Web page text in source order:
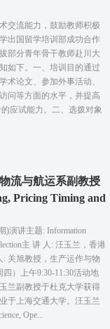
交流能力，鼓励教师积极
出国留学培训部成功合作
部分青年骨干教师赴川大
如下。一、培训目的通过
术论文、参加外事活动、
问等方面的水平，并提高
应试能力。二、选拨对象
流与航运系副教授
Pricing Timing and
)演讲主题: Information
主 讲 人: 汪玉兰，香港
关旭教授，生产运作与物
）上午9:30-11:30活动地
兰副教授于杜克大学获得
于上海交通大学。汪玉兰
Ope...